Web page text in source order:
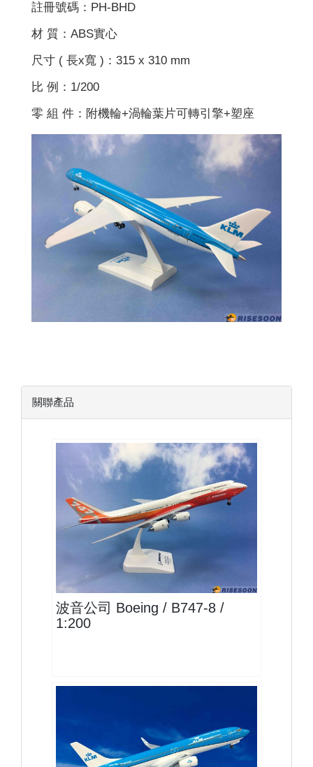
註冊號碼：PH-BHD
材 質：ABS實心
尺寸 ( 長x寬 )：315 x 310 mm
比 例：1/200
零 組 件：附機輪+渦輪葉片可轉引擎+塑座
關聯產品
BOE20B748P02
波音公司 Boeing / B747-8 /
1:200